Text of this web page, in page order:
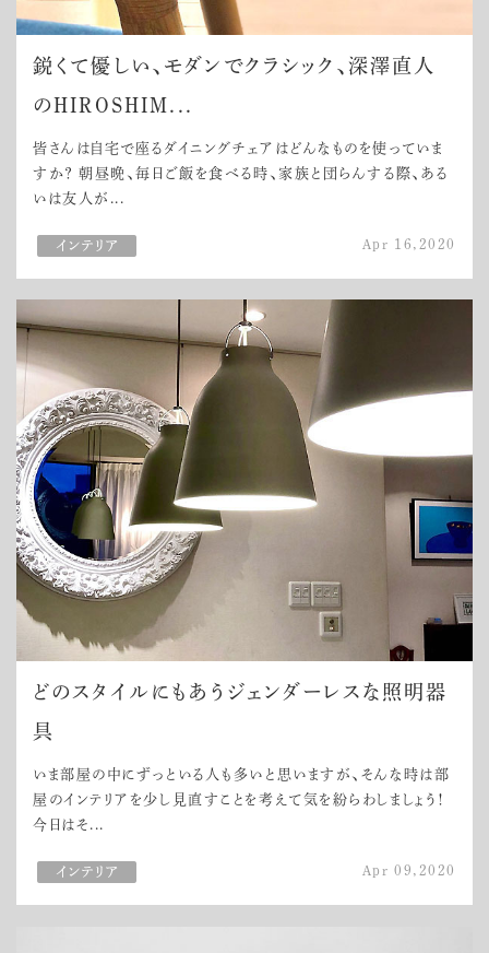
鋭くて優しい、モダンでクラシック、深澤直人
のHIROSHIM...
皆さんは自宅で座るダイニングチェアはどんなものを使っていま
すか？ 朝昼晩、毎日ご飯を食べる時、家族と団らんする際、ある
いは友人が...
Apr 16,2020
どのスタイルにもあうジェンダーレスな照明器
具
いま部屋の中にずっといる人も多いと思いますが、そんな時は部
屋のインテリアを少し見直すことを考えて気を紛らわしましょう！
今日はそ...
Apr 09,2020